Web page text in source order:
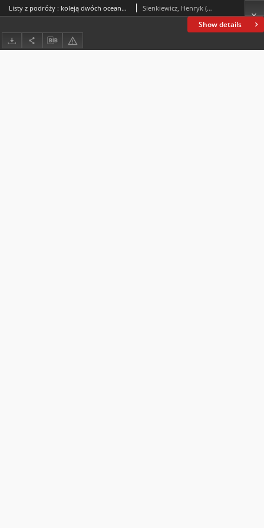
Show details
Listy z podróży : koleją dwóch oceanów, szkice amerykańskie Sienkiewicz, Henryk (1846-1916)